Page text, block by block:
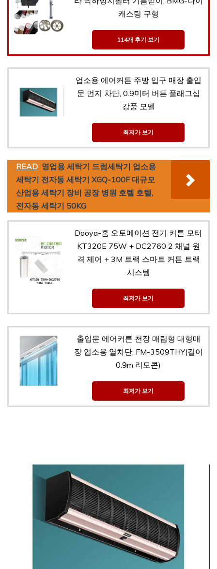
캐스팅 구형
114개 후기 보기
업소용 에어커튼 주방 입구 매장 출입
문 먼지 차단, 0.9미터 버튼 플래그십
강풍 모델
최저가 보기
READ 영업용 세탁기 드럼세탁기 업소용
세탁기 전자동 세탁기 XGQ-100F 대규모
산업용 세탁기 장비 공장 병원 호텔 호텔,
전자동 세탁기 50KG
Dooya-홈 오토메이션 전기 커튼 모터
KT320E 75W + DC2760 2 채널 원
격 제어 + 3M 트랙 스마트 커튼 트랙
시스템
최저가 보기
출입문 에어커튼 천장 매립형 대형매
장 업소용 열차단, FM-3509THY(길이
0.9m 리모콘)
최저가 보기